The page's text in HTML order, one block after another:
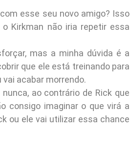
esse seu novo amigo? Isso
Kirkman não iria repetir essa
mas a minha dúvida é a
que ele está treinando para
acabar morrendo.
ao contrário de Rick que
consigo imaginar o que virá a
ou ele vai utilizar essa chance